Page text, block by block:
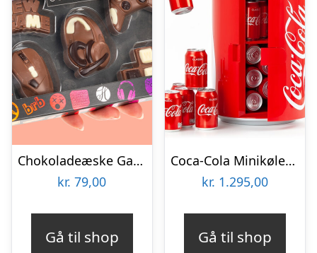
Chokoladeæske Gaming
kr. 79,00
Gå til shop
Coca-Cola Minikøleskab
kr. 1.295,00
Gå til shop